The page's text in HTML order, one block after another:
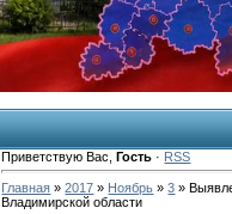
Приветствую Вас ,Гость · RSS
Главная »2017 » Ноябрь » 3 »
Владимирской области